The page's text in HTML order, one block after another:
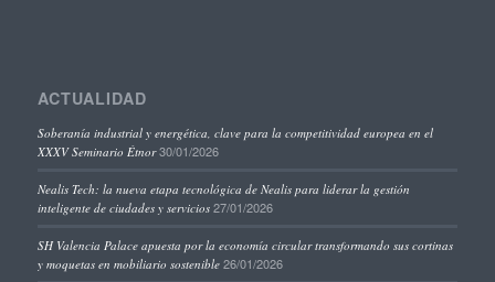
ACTUALIDAD
Soberanía industrial y energética, clave para la competitividad europea en el
XXXV Seminario Étnor 30/01/2026
Nealis Tech: la nueva etapa tecnológica de Nealis para liderar la gestión
inteligente de ciudades y servicios 27/01/2026
SH Valencia Palace apuesta por la economía circular transformando sus cortinas
y moquetas en mobiliario sostenible 26/01/2026